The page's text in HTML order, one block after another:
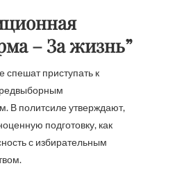
– За жизнь”
приступать к
В политсиле утверждают,
подготовку, как
с избирательным